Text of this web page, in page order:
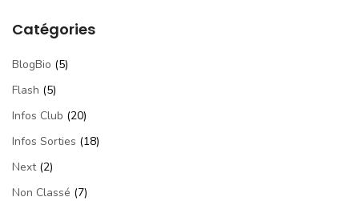
Catégories
BlogBio (5)
Flash (5)
Infos Club (20)
Infos Sorties (18)
Next(2)
Non Classé (7)